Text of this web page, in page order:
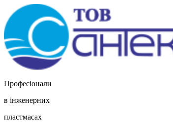
Професіонали
в інженерних
пластмасах